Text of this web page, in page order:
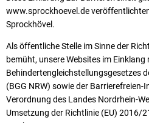
Barrierefreiheit
www.sprockhoevel.de
Sprockhövel.
Als öffentliche Stelle im Sinne der
bemüht, unsere Websites im
Behindertengleichstellungsgesetzes
(BGG NRW) sowie der
Verordnung des Landes Nordrhein-
Umsetzung der Richtlinie (EU) 2016/